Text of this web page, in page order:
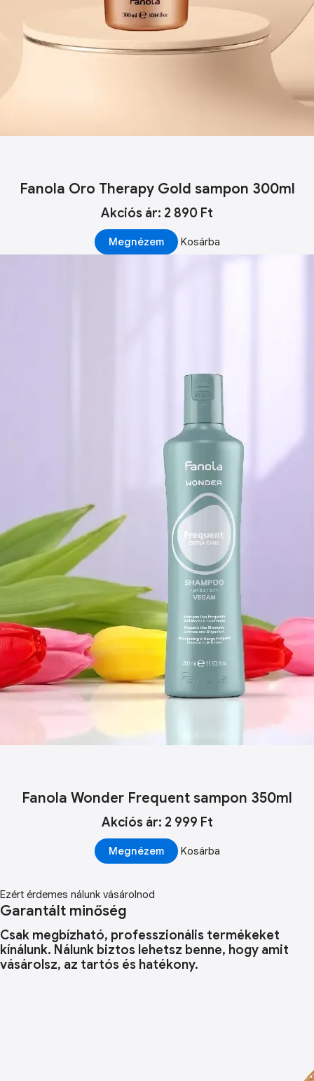
Fanola Oro Therapy Gold sampon 300ml
Akciós ár: 2 890 Ft
Megnézem Kosárba
Fanola Wonder Frequent sampon 350ml
Akciós ár: 2 999 Ft
Megnézem Kosárba
Ezért érdemes nálunk vásárolnod
Garantált minőség
Csak megbízható, professzionális termékeket
kínálunk. Nálunk biztos lehetsz benne, hogy amit
vásárolsz, az tartós és hatékony.